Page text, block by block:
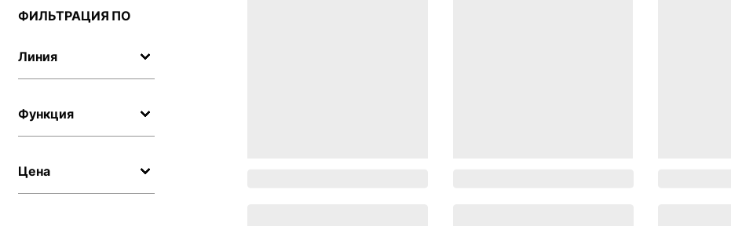
ФИЛЬТРАЦИЯ ПО
Линия
Функция
Цена